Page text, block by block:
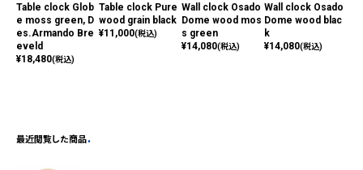
Table clock Glob
e moss green, D
es.Armando Bre
eveld
¥18,480(税込)
Table clock Pure
wood grain black
¥11,000(税込)
Wall clock Osado
Dome wood mos
s green
¥14,080(税込)
Wall clock Osado
Dome wood blac
k
¥14,080(税込)
最近閲覧した商品